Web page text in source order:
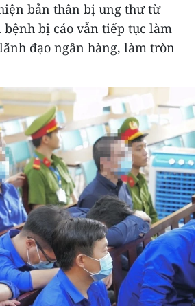
bản thân bị ung thư từ
bị cáo vẫn tiếp tục làm
đạo ngân hàng, làm tròn